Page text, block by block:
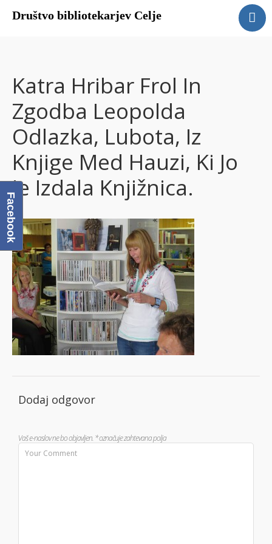
Društvo bibliotekarjev Celje
Člani DBC
Galerija
Povezave
Katra Hribar Frol In
Zgodba Leopolda
Odlazka, Lubota, Iz
Knjige Med Hauzi, Ki Jo
Je Izdala Knjižnica.
Dodaj odgovor
Vaš e-naslov ne bo objavljen.*označuje zahtevana polja
Facebook